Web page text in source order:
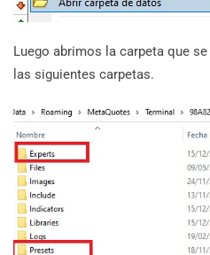
Luego abrimos la carpeta que
las siguientes carpetas.